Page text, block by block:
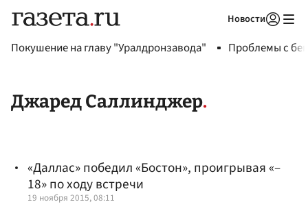
Новости
Покушение на главу "Уралдронзавода" Проблемы с
Джаред Саллинджер
«Даллас» победил «Бостон», проигрывая «–
18» по ходу встречи
19 ноября 2015, 08:11